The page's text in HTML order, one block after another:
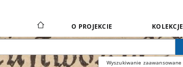
O PROJEKCIE KOLEKCJE
Wyszukiwanie zaawansowane